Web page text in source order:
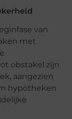
van
met
obstakel zijn
aangezien
hypotheken